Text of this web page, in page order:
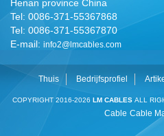
Henan province China
Tel: 0086-371-55367868
Tel: 0086-371-55367870
E-mail: info2@lmcables.com
Thuis Bedrijfsprofiel
COPYRIGHT 2016-2026 LM CABLES ALL
Cable Cable